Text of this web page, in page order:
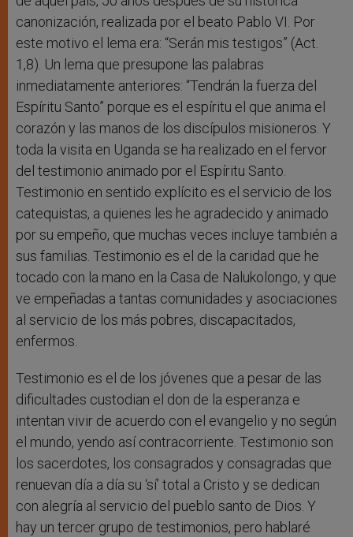
canonización, realizada por el beato Pablo VI. Por
este motivo el lema era: “Serán mis testigos” (Act.
1,8). Un lema que presupone las palabras
inmediatamente anteriores: “Tendrán la fuerza del
Espíritu Santo” porque es el espíritu el que anima el
corazón y las manos de los discípulos misioneros. Y
toda la visita en Uganda se ha realizado en el fervor
del testimonio animado por el Espíritu Santo.
Testimonio en sentido explícito es el servicio de los
catequistas, a quienes les he agradecido y animado
por su empeño, que muchas veces incluye también a
sus familias. Testimonio es el de la caridad que he
tocado con la mano en la Casa de Nalukolongo, y que
ve empeñadas a tantas comunidades y asociaciones
al servicio de los más pobres, discapacitados,
enfermos.
Testimonio es el de los jóvenes que a pesar de las
dificultades custodian el don de la esperanza e
intentan vivir de acuerdo con el evangelio y no según
el mundo, yendo así contracorriente. Testimonio son
los sacerdotes, los consagrados y consagradas que
renuevan día a día su ‘sí’ total a Cristo y se dedican
con alegría al servicio del pueblo santo de Dios. Y
hay un tercer grupo de testimonios, pero hablaré